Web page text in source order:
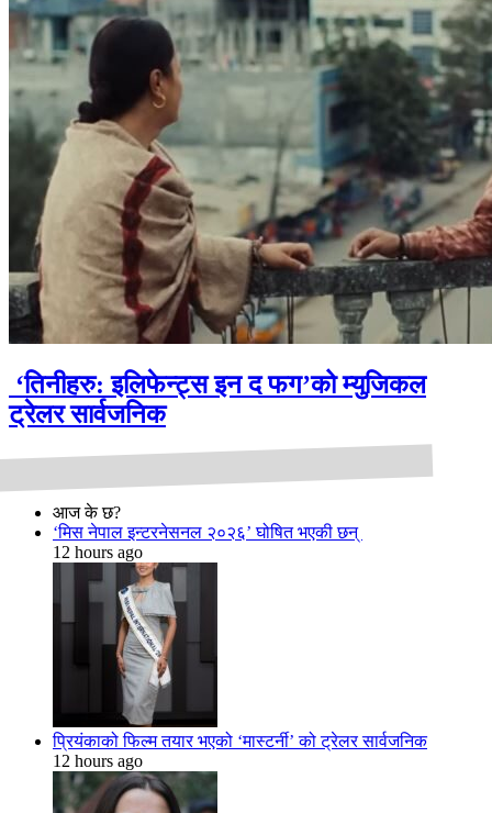
‘तिनीहरु: इलिफेन्ट्स इन द फग’को म्युजिकल
ट्रेलर सार्वजनिक
आज के छ?
‘मिस नेपाल इन्टरनेसनल २०२६’ घोषित भएकी छन्
12 hours ago
प्रियंकाको फिल्म तयार भएको ‘मास्टर्नी’ को ट्रेलर सार्वजनिक
12 hours ago